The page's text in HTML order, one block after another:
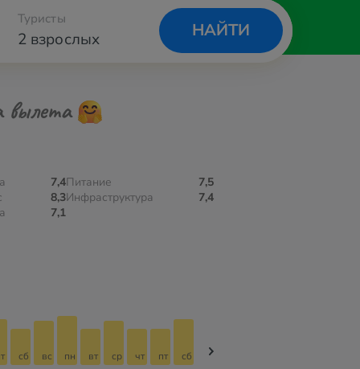
2 взрослых
Туристы
НАЙТИ
вылета
7,4
8,3
7,1
Питание
7,5
Инфраструктура
7,4
сб вс пн вт ср чт пт сб